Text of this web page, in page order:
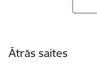
Ātrās saites